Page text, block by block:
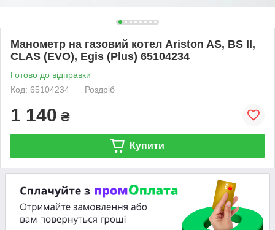
Манометр на газовий котел Ariston AS, BS II,
CLAS (EVO), Egis (Plus) 65104234
Готово до відправки
Код: 65104234
Роздріб
1 140 ₴
Купити